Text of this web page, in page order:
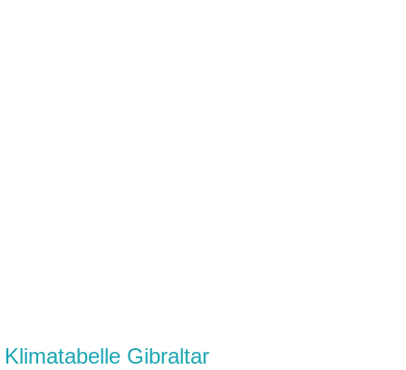
Klimatabelle Gibraltar